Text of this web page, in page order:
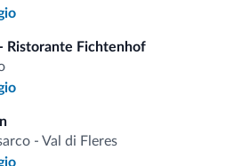
Ristorante Fichtenhof
- Val di Fleres